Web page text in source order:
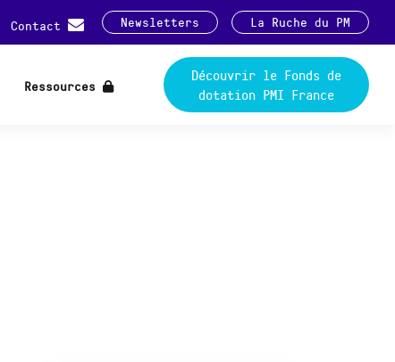
Contact Newsletters La Ruche du PM
Ressources
Découvrir le Fonds de
dotation PMI France